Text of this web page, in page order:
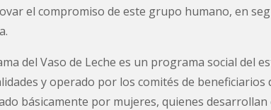
el compromiso de este grupo humano, en
del Vaso de Leche es un programa social del
y operado por los comités de
básicamente por mujeres, quienes